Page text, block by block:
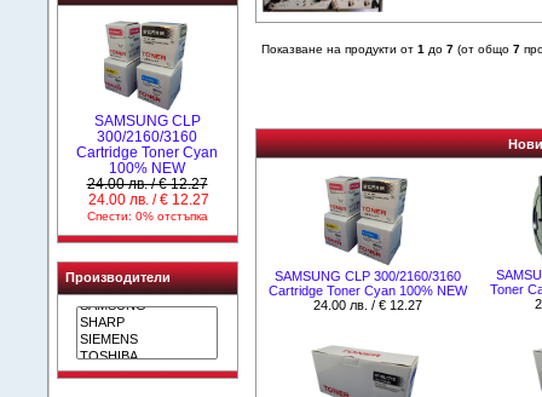
SAMSUNG CLP
300/2160/3160
Cartridge Toner Cyan
100% NEW
24.00 лв. / € 12.27
24.00 лв. / € 12.27
Спести: 0% отстъпка
Производители
Показване на продукти от 1 до 7(от общо 7
SAMSUNG CLP 300/2160/3160
Cartridge Toner Cyan 100% NEW
24.00 лв. / € 12.27
Toner